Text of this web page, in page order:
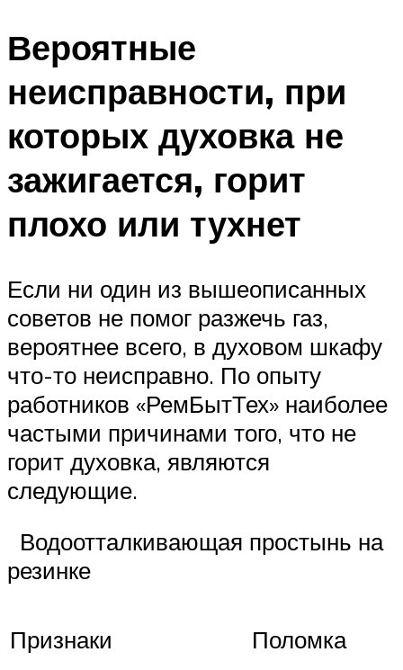
Вероятные
неисправности, при
которых духовка не
зажигается, горит
плохо или тухнет
Если ни один из вышеописанных
советов не помог разжечь газ,
вероятнее всего, в духовом шкафу
что-то неисправно. По опыту
работников «РемБытТех» наиболее
частыми причинами того, что не
горит духовка, являются
следующие.
Водоотталкивающая простынь на
резинке
Признаки Поломка